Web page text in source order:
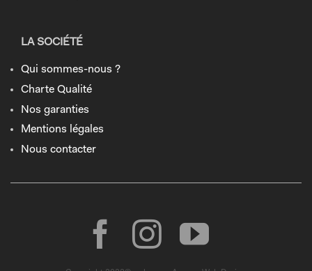
LA SOCIÉTÉ
Qui sommes-nous ?
Charte Qualité
Nos garanties
Mentions légales
Nous contacter